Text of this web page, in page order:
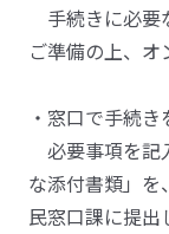
手続きに必要
ご準備の上、オ
・窓口で手
必要事項を記
な添付書類」
民窓口課に提出